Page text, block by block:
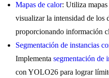
Mapas de calor: Utiliza mapas
visualizar la intensidad de los
proporcionando información
Segmentación de instancias
Implementa segmentación de
con YOLO26 para lograr